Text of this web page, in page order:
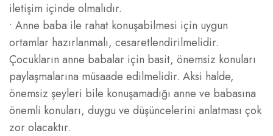
iletişim içinde olmalıdır.
• Anne baba ile rahat konuşabilmesi için uygun
ortamlar hazırlanmalı, cesaretlendirilmelidir.
Çocukların anne babalar için basit, önemsiz konuları
paylaşmalarına müsaade edilmelidir. Aksi halde,
önemsiz şeyleri bile konuşamadığı anne ve babasına
önemli konuları, duygu ve düşüncelerini anlatması çok
zor olacaktır.